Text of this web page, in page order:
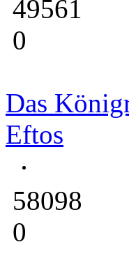
49561
0
Das
Eftos
58098
0